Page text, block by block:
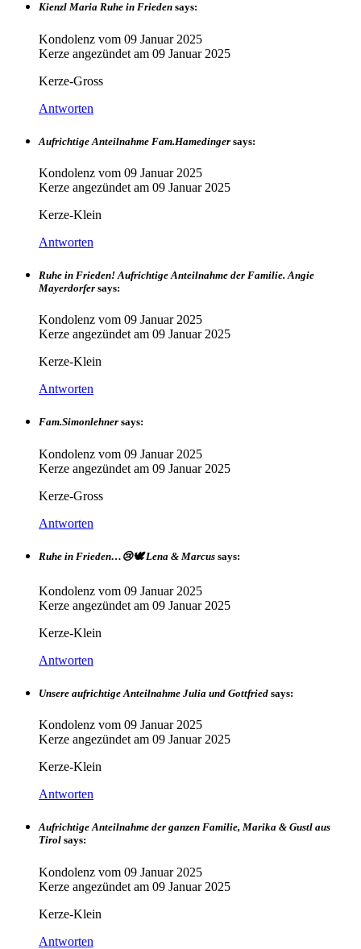
Kienzl Maria Ruhe in Frieden says:
Kondolenz vom 09 Januar 2025
Kerze angezündet am 09 Januar 2025
Kerze-Gross
Antworten
Aufrichtige Anteilnahme Fam.Hamedinger says:
Kondolenz vom 09 Januar 2025
Kerze angezündet am 09 Januar 2025
Kerze-Klein
Antworten
Ruhe in Frieden! Aufrichtige Anteilnahme der Familie. Angie
Mayerdorfer says:
Kondolenz vom 09 Januar 2025
Kerze angezündet am 09 Januar 2025
Kerze-Klein
Antworten
Fam.Simonlehner says:
Kondolenz vom 09 Januar 2025
Kerze angezündet am 09 Januar 2025
Kerze-Gross
Antworten
Ruhe in Frieden…😢🕊️ Lena & Marcus says:
Kondolenz vom 09 Januar 2025
Kerze angezündet am 09 Januar 2025
Kerze-Klein
Antworten
Unsere aufrichtige Anteilnahme Julia und Gottfried says:
Kondolenz vom 09 Januar 2025
Kerze angezündet am 09 Januar 2025
Kerze-Klein
Antworten
Aufrichtige Anteilnahme der ganzen Familie, Marika & Gustl aus
Tirol says:
Kondolenz vom 09 Januar 2025
Kerze angezündet am 09 Januar 2025
Kerze-Klein
Antworten